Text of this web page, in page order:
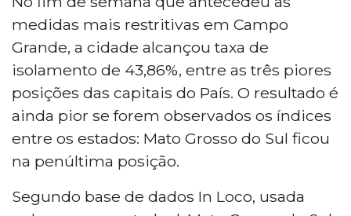
medidas mais restritivas em Campo
Grande, a cidade alcançou taxa de
isolamento de 43,86%, entre as três piores
posições das capitais do País. O resultado é
ainda pior se forem observados os índices
entre os estados: Mato Grosso do Sul ficou
na penúltima posição.
Segundo base de dados In Loco, usada